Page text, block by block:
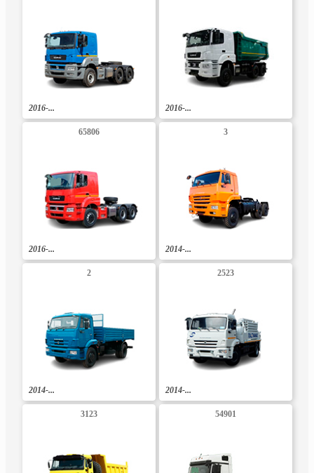
2016-... 2016-...
65806
2016-...
3
2014-...
2
2014-...
2523
2014-...
3123 54901